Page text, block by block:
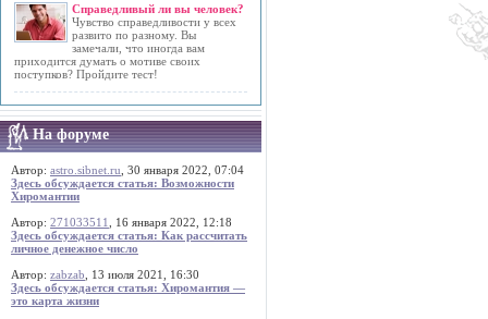
Справедливый ли вы человек?
Чувство справедливости у всех
развито по разному. Вы
замечали, что иногда вам
приходится думать о мотиве своих
поступков? Пройдите тест!
На форуме
Автор: astro.sibnet.ru , 30 января 2022, 07:04
Здесь обсуждается статья: Возможности
Хиромантии
Автор: 271033511
, 16 января 2022, 12:18
Здесь обсуждается статья: Как рассчитать
личное денежное число
Автор: zabzab , 13 июля 2021, 16:30
Здесь обсуждается статья: Хиромантия —
это карта жизни